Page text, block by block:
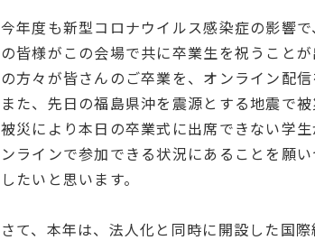
今年度も新型コロナウイルス感染症の影響
の皆様がこの会場で共に卒業生を祝うこと
の方々が皆さんのご卒業を、オンライン配
また、先日の福島県沖を震源とする地震で
被災により本日の卒業式に出席できない学
ンラインで参加できる状況にあることを願
したいと思います。
さて、本年は、法人化と同時に開設した国